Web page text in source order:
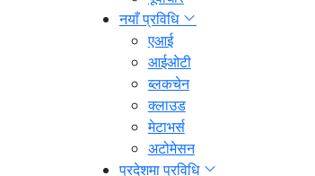
नयाँ प्रविधि
एआई
आईओटी
ब्लकचेन
क्लाउड
मेटाभर्स
अटोमेसन
प्रदेशमा प्रविधि